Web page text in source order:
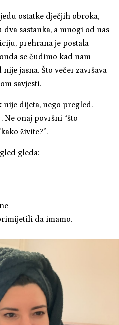
ostatke dječjih obroka,
sastanka, a mnogi od nas
prehrana je postala
se čudimo kad nam
jasna. Što večer završava
savjesti.
dijeta, nego pregled.
Ne onaj površni “što
živite?”.
gleda:
da imamo.